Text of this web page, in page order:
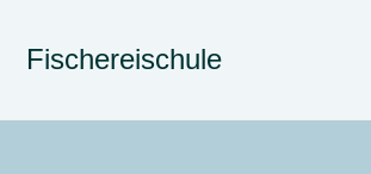
Fischereischule